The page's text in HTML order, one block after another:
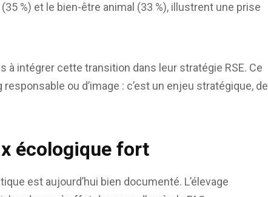
%) et le bien-être animal (33 %), illustrent une prise
intégrer cette transition dans leur stratégie RSE. Ce
ou d’image : c’est un enjeu stratégique, de
écologique fort
est aujourd’hui bien documenté. L’élevage